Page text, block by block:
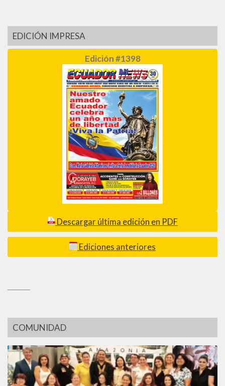
EDICIÓN IMPRESA
Edición #1398
Descargar última edición en PDF
Ediciones anteriores
COMUNIDAD